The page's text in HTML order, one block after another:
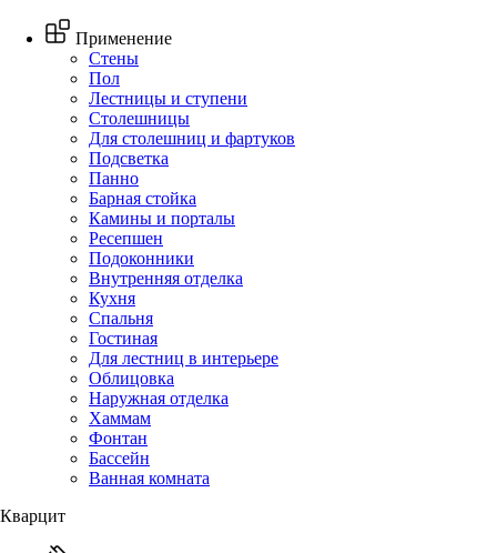
Применение
Стены
Пол
Лестницы и ступени
Столешницы
Для столешниц и фартуков
Подсветка
Панно
Барная стойка
Камины и порталы
Ресепшен
Подоконники
Внутренняя отделка
Кухня
Спальня
Гостиная
Для лестниц в интерьере
Облицовка
Наружная отделка
Хаммам
Фонтан
Бассейн
Ванная комната
Кварцит